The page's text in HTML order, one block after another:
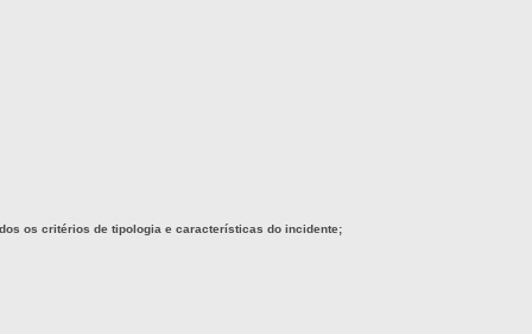
os critérios de tipologia e características do incidente;